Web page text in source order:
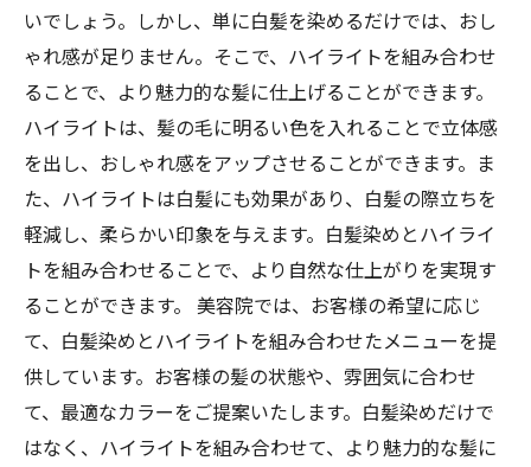
いでしょう。しかし、単に白髪を染めるだけでは、おし
ゃれ感が足りません。そこで、ハイライトを組み合わせ
ることで、より魅力的な髪に仕上げることができます。
ハイライトは、髪の毛に明るい色を入れることで立体感
を出し、おしゃれ感をアップさせることができます。ま
た、ハイライトは白髪にも効果があり、白髪の際立ちを
軽減し、柔らかい印象を与えます。白髪染めとハイライ
トを組み合わせることで、より自然な仕上がりを実現す
ることができます。 美容院では、お客様の希望に応じ
て、白髪染めとハイライトを組み合わせたメニューを提
供しています。お客様の髪の状態や、雰囲気に合わせ
て、最適なカラーをご提案いたします。白髪染めだけで
はなく、ハイライトを組み合わせて、より魅力的な髪に